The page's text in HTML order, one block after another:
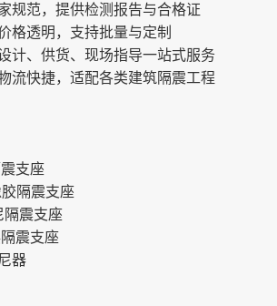
规范，提供检测报告与合格证
格透明，支持批量与定制
计、供货、现场指导一站式服务
流快捷，适配各类建筑隔震工程
支座
胶隔震支座
隔震支座
震支座
器